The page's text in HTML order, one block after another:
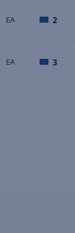
EA 2
EA 3